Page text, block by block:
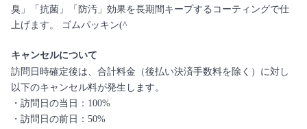
臭」「抗菌」「防汚」効果を長期間キープするコーティングで仕
上げます。 ゴムパッキン(^
キャンセルについて
訪問日時確定後は、合計料金（後払い決済手数料を除く）に対し
以下のキャンセル料が発生します。
・訪問日の当日：100%
・訪問日の前日：50%